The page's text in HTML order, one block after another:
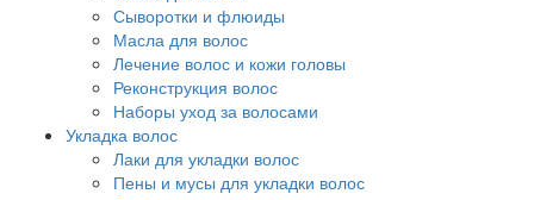
Сыворотки и флюиды
Масла для волос
Лечение волос и кожи головы
Реконструкция волос
Наборы уход за волосами
Укладка волос
Лаки для укладки волос
Пены и мусы для укладки волос